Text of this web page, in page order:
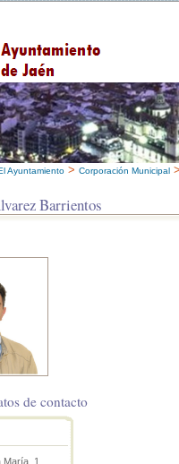
Ayuntamiento > Corporación Municipal >
Barrientos
de contacto
María, 1